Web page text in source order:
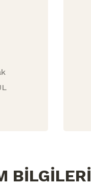
BİLGİLERİ